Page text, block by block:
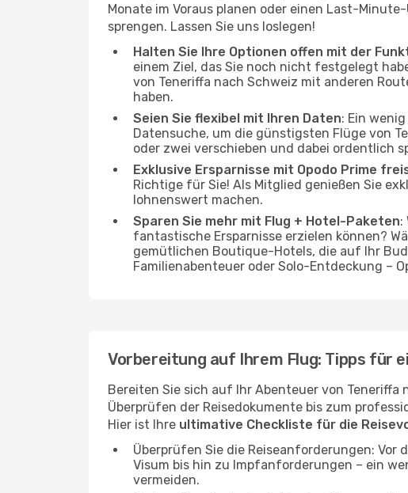
Monate im Voraus planen oder einen Last-
sprengen. Lassen Sie uns loslegen!
Halten Sie Ihre Optionen offen mit der
einem Ziel, das Sie noch nicht festgelegt
von Teneriffa nach Schweiz mit anderen
haben.
Seien Sie flexibel mit Ihren Daten: Ein
Datensuche, um die günstigsten Flüge von
oder zwei verschieben und dabei ordentlich
Exklusive Ersparnisse mit Opodo Prime
Richtige für Sie! Als Mitglied genießen Sie
lohnenswert machen.
Sparen Sie mehr mit Flug + Hotel-Paketen:
fantastische Ersparnisse erzielen können?
gemütlichen Boutique-Hotels, die auf Ihr
Familienabenteuer oder Solo-Entdeckung –
Vorbereitung auf Ihrem Flug: Tipps für
Bereiten Sie sich auf Ihr Abenteuer von Teneriffa
Überprüfen der Reisedokumente bis zum
Hier ist Ihre ultimative Checkliste für die
Überprüfen Sie die Reiseanforderungen: Vor
Visum bis hin zu Impfanforderungen – ein
vermeiden.